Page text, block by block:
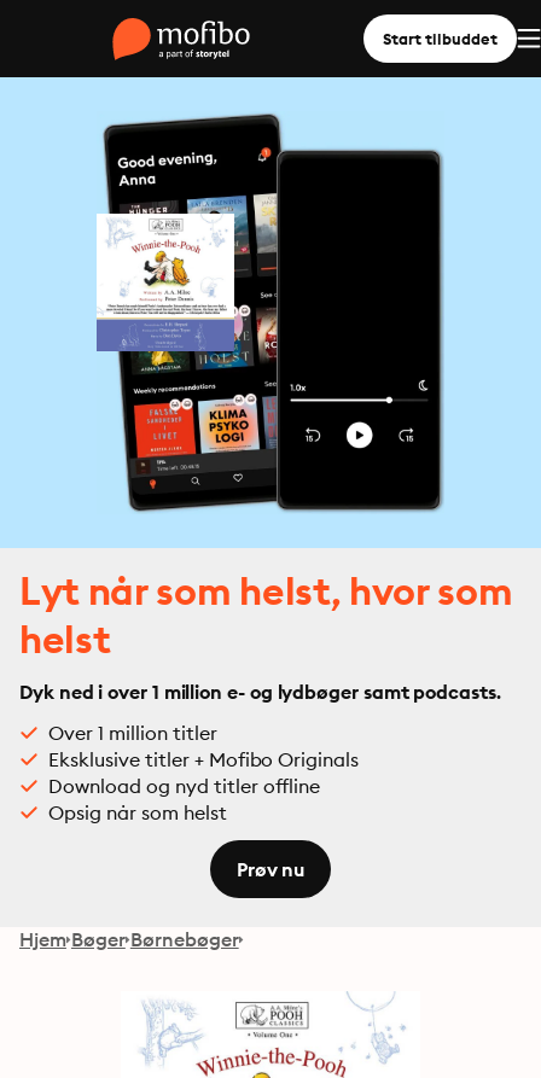
Start tilbuddet
Lyt når som helst, hvor som
helst
Dyk ned i over 1 million e- og lydbøger samt podcasts.
Over 1 million titler
Eksklusive titler + Mofibo Originals
Download og nyd titler offline
Opsig når som helst
Prøv nu
Hjem Bøger Børnebøger